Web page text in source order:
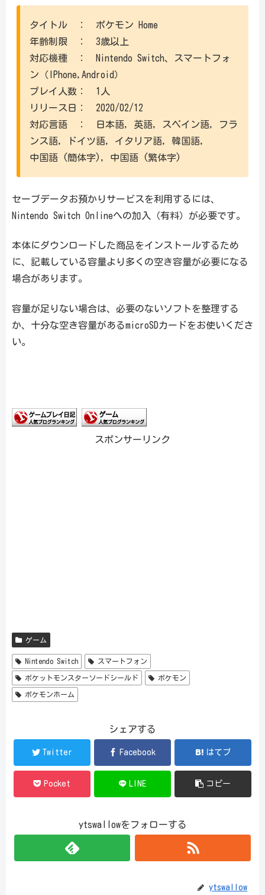
タイトル ： ポケモン Home
年齢制限 ： 3歳以上
対応機種 ： Nintendo Switch、スマートフォ
ン（IPhone,Android）
プレイ人数： 1人
リリース日： 2020/02/12
対応言語 ： 日本語, 英語, スペイン語, フラ
ンス語, ドイツ語, イタリア語, 韓国語,
中国語 (簡体字), 中国語 (繁体字)
セーブデータお預かりサービスを利用するには、
Nintendo Switch Onlineへの加入（有料）が必要です。
本体にダウンロードした商品をインストールするため
に、記載している容量より多くの空き容量が必要になる
場合があります。
容量が足りない場合は、必要のないソフトを整理する
か、十分な空き容量があるmicroSDカードをお使いくださ
い。
スポンサーリンク
ゲーム
Nintendo Switch スマートフォン
ポケットモンスターソードシールド ポケモン
ポケモンホーム
シェアする
Twitter Facebook はてブ
Pocket LINE コピー
ytswallowをフォローする
ytswallow